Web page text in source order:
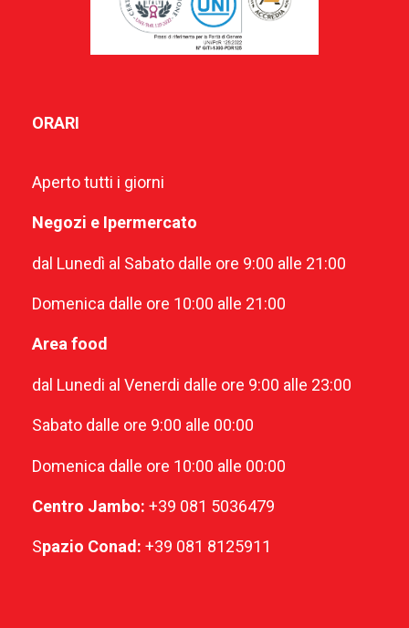
ORARI
Aperto tutti i giorni
Negozi e Ipermercato
dal Lunedì al Sabato dalle ore 9:00 alle 21:00
Domenica dalle ore 10:00 alle 21:00
Area food
dal Lunedi al Venerdi dalle ore 9:00 alle 23:00
Sabato dalle ore 9:00 alle 00:00
Domenica dalle ore 10:00 alle 00:00
Centro Jambo: +39 081 5036479
Spazio Conad: +39 081 8125911